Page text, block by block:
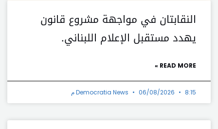
النقابتان في مواجهة مشروع قانون
يهدد مستقبل الإعلام اللبناني.
READ MORE »
Democratia News 06/08/2026 8:15 م